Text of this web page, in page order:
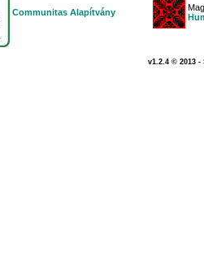
Communitas Alapítvány
v1.2.4 © 2013